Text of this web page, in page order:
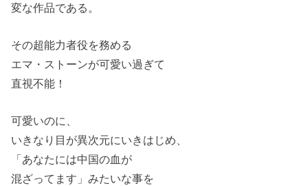
変な作品である。
その超能力者役を務める
エマ・ストーンが可愛い過ぎて
直視不能！
可愛いのに、
いきなり目が異次元にいきはじめ、
「あなたには中国の血が
混ざってます」みたいな事を